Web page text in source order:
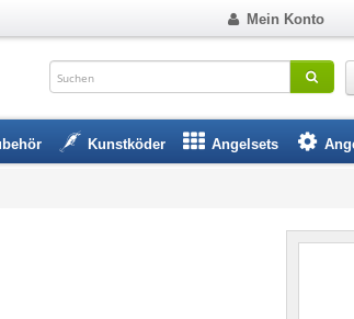
Mein Konto
Kunstköder Angelsets